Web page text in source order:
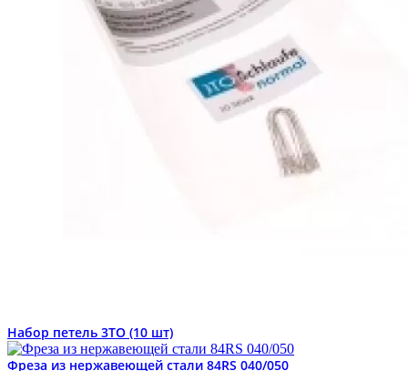
Набор петель 3ТО (10 шт)
Фреза из нержавеющей стали 84RS 040/050